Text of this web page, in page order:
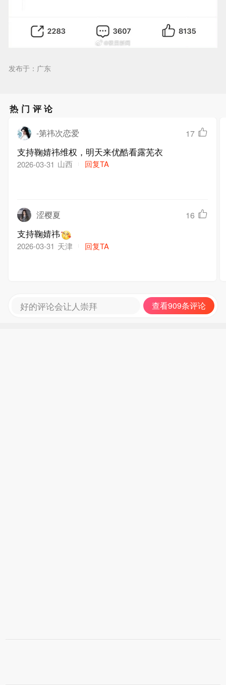
发布于：广东
热门评论
-第祎次恋爱 17
支持鞠婧祎维权，明天来优酷看露芜衣
2026-03-31 山西 回复TA
涩樱夏 16
支持鞠婧祎
2026-03-31 天津 回复TA
好的评论会让人崇拜 查看909条评论